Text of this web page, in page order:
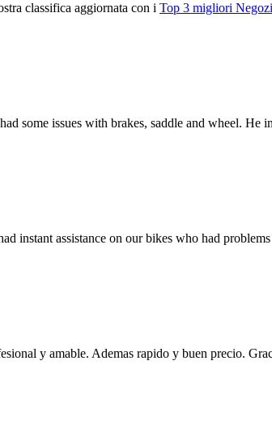
classifica aggiornata con i Top 3 migliori
some issues with brakes, saddle and wheel. He
instant assistance on our bikes who had
y amable. Ademas rapido y buen precio.